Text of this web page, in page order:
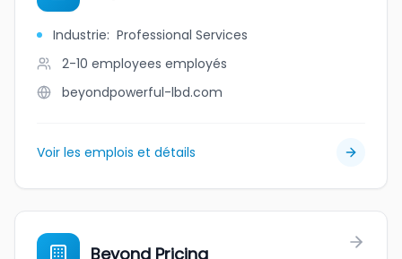
Industrie: Professional Services
2-10 employees employés
beyondpowerful-lbd.com
Voir les emplois et détails
Beyond Pricing